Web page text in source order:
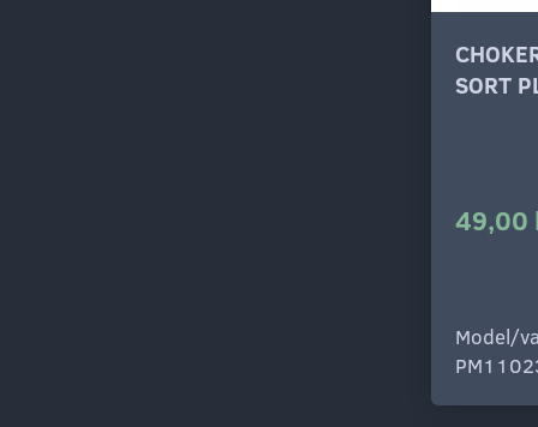
SORT
49,00
Model/